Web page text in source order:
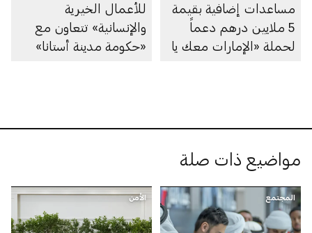
مساعدات إضافية بقيمة
5 ملايين درهم دعماً
لحملة «الإمارات معك يا
للأعمال الخيرية
والإنسانية» تتعاون مع
«حكومة مدينة أستانا»
مواضيع ذات صلة
المجتمع الأمن